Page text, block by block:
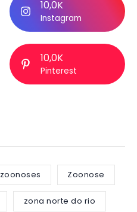
10,0K
Instagram
10,0K
Pinterest
zoonoses Zoonose
zona norte do rio